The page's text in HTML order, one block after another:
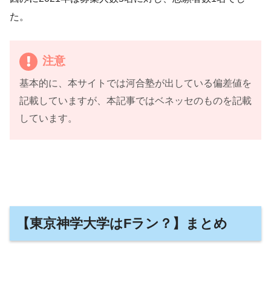
た。
注意
基本的に、本サイトでは河合塾が出している偏差値を
記載していますが、本記事ではベネッセのものを記載
しています。
【東京神学大学はFラン？】まとめ